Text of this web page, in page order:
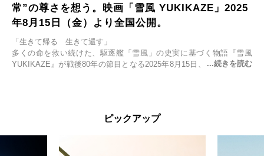
常”の尊さを想う。映画「雪風 YUKIKAZE」2025
年8月15日（金）より全国公開。
「生きて帰る 生きて還す」
多くの命を救い続けた、駆逐艦「雪風」の史実に基づく物語『雪風
YUKIKAZE』が戦後80年の節目となる2025年8月15日、全国公開され
くの仲間の命を救い帰還させ、戦後まで生き抜き「幸運艦」と呼ばれ
ピックアップ